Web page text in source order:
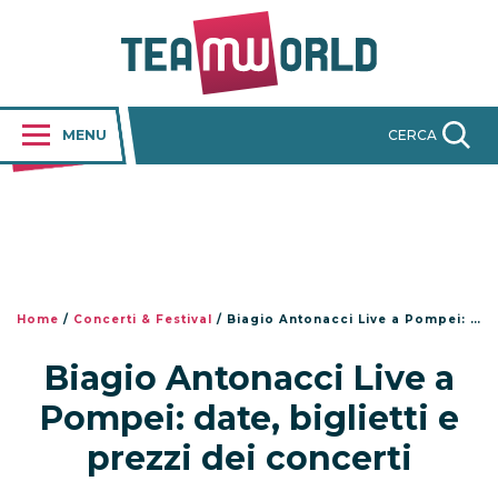
MENU CERCA
Home / Concerti & Festival / Biagio Antonacci Live a Pompei: date, biglietti e prezzi dei concerti
Biagio Antonacci Live a
Pompei: date, biglietti e
prezzi dei concerti